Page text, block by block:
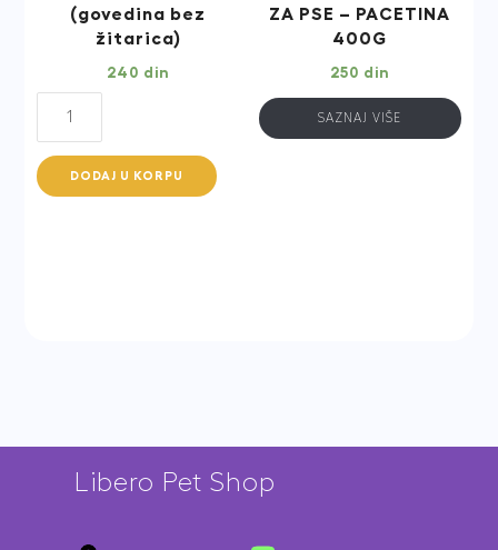
(govedina bez
žitarica)
240 din
Nuevo
Grain
free,
DODAJ U KORPU
ZA PSE – PACETINA
400G
250 din
SAZNAJ VIŠE
Libero Pet Shop